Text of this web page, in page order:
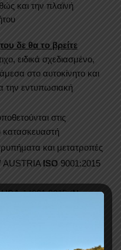
και την πλαϊνή
δε θα το βρείτε
ειδικά σχεδιασμένο,
στο αυτοκίνητο και
την εντυπωσιακή
στις
κατασκευαστή
και μετατροπές
AUSTRIA ISO 9001:2015
14001:2015 (No